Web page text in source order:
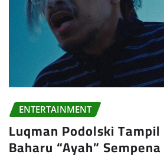
ENTERTAINMENT
Luqman Podolski
Baharu “Ayah”